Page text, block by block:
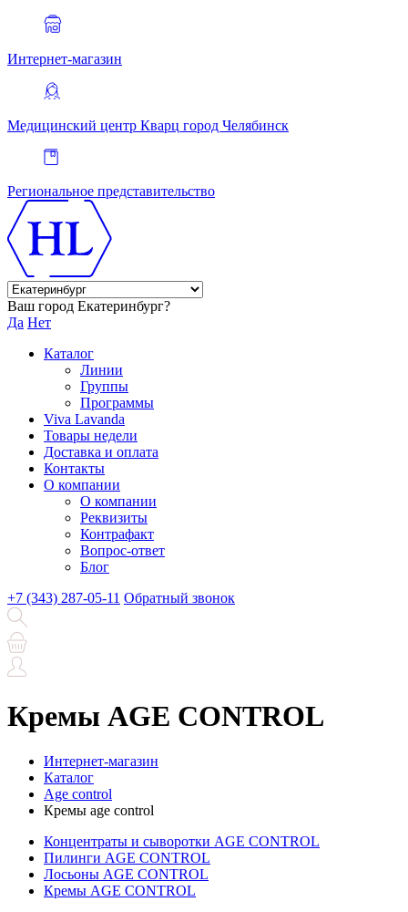
Интернет-магазин
Медицинский центр Кварц город Челябинск
Региональное представительство
Ваш город Екатеринбург?
Да Нет
Каталог
Линии
Группы
Программы
Viva Lavanda
Товары недели
Доставка и оплата
Контакты
О компании
О компании
Реквизиты
Контрафакт
Вопрос-ответ
Блог
+7 (343) 287-05-11 Обратный звонок
Кремы AGE CONTROL
Интернет-магазин
Каталог
Age control
Кремы age control
Концентраты и сыворотки AGE CONTROL
Пилинги AGE CONTROL
Лосьоны AGE CONTROL
Кремы AGE CONTROL